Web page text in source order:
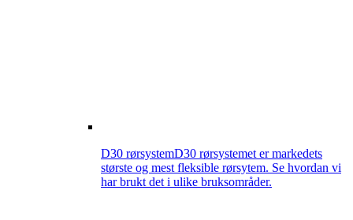
D30 rørsystemD30 rørsystemet er markedets
største og mest fleksible rørsytem. Se hvordan vi
har brukt det i ulike bruksområder.